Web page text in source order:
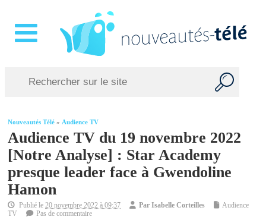
Nouveautés Télé »Audience TV
Audience TV du 19 novembre 2022
[Notre Analyse] : Star Academy
presque leader face à Gwendoline
Hamon
Publié le20 novembre 2022 à 09:37 ParIsabelle Corteilles
Audience
TV
Pas de commentaire